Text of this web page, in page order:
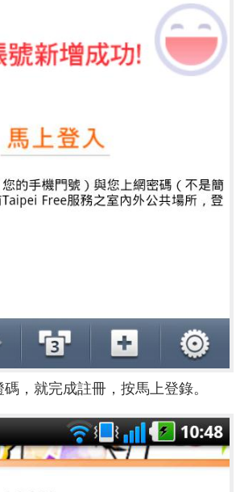
，就完成註冊，按馬上登錄。